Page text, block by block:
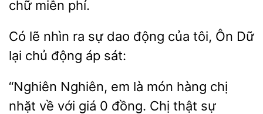
chữ miễn phí.
Có lẽ nhìn sự dao
tôi, Ôn Dữ
lại chủ động áp sát:
“Nghiên Nghiên, em
món hàng chị
về với
0 đồng. Chị thật sự